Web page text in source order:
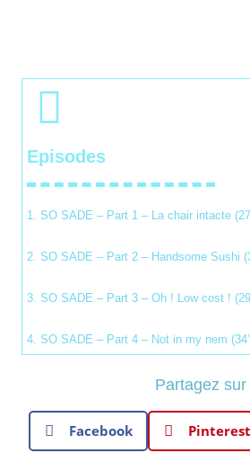
Episodes
1. SO SADE – Part 1 – La chair intacte
2. SO SADE – Part 2 – Handsome Sushi
3. SO SADE – Part 3 – Oh ! Low cost !
4. SO SADE – Part 4 – Not in my nem
Partagez sur
Facebook Pinterest